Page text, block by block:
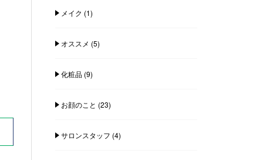
メイク (1)
オススメ (5)
化粧品(9)
お顔のこと (23)
サロンスタッフ (4)